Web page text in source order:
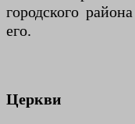
городского
его.
Церкви